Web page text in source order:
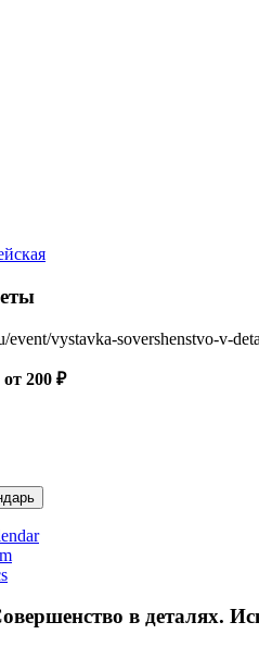
event/vystavka-sovershenstvo-v-
от 200 ₽
в деталях.